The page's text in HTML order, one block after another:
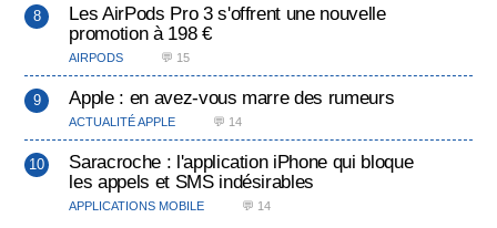
Les AirPods Pro 3 s'offrent une nouvelle
promotion à 198 €
AIRPODS 💬 15
Apple : en avez-vous marre des rumeurs
ACTUALITÉ APPLE 💬 14
Saracroche : l'application iPhone qui bloque
les appels et SMS indésirables
APPLICATIONS MOBILE 💬 14